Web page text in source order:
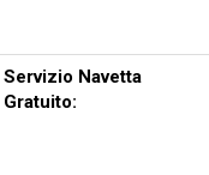
Servizio Navetta
Gratuito: